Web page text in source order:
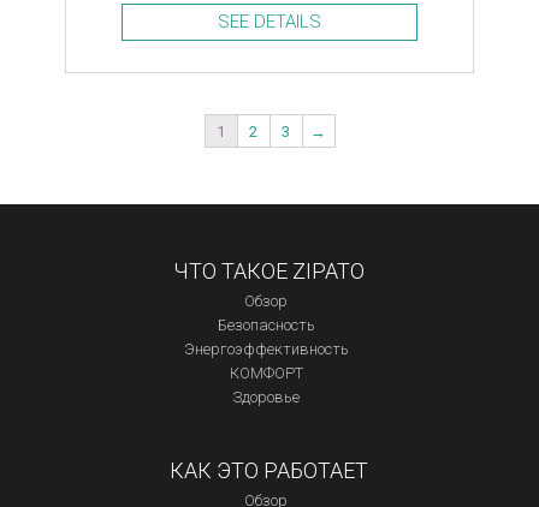
SEE DETAILS
1 2 3 →
ЧТО ТАКОЕ ZIPATO
Обзор
Безопасность
Энергоэффективность
КОМФОРТ
Здоровье
КАК ЭТО РАБОТАЕТ
Обзор